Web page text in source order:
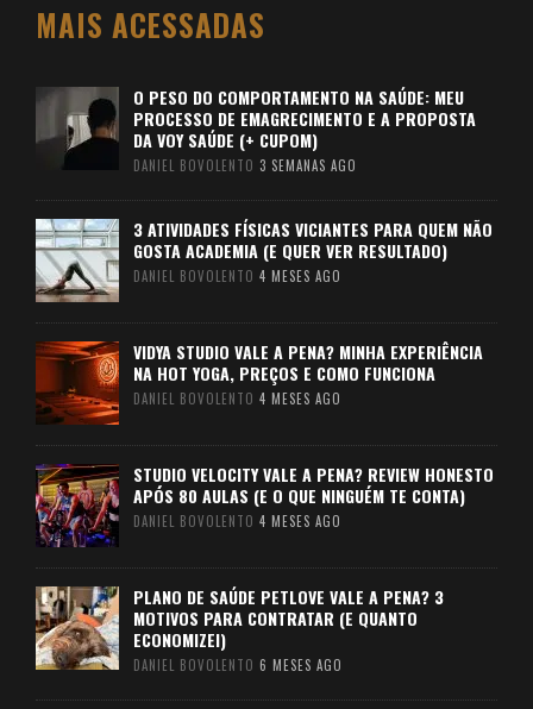
MAIS ACESSADAS
O PESO DO COMPORTAMENTO NA SAÚDE: MEU
PROCESSO DE EMAGRECIMENTO E A PROPOSTA
DA VOY SAÚDE (+ CUPOM)
DANIEL BOVOLENTO 3 SEMANAS AGO
3 ATIVIDADES FÍSICAS VICIANTES PARA QUEM NÃO
GOSTA ACADEMIA (E QUER VER RESULTADO)
DANIEL BOVOLENTO 4 MESES AGO
VIDYA STUDIO VALE A PENA? MINHA EXPERIÊNCIA
NA HOT YOGA, PREÇOS E COMO FUNCIONA
DANIEL BOVOLENTO 4 MESES AGO
STUDIO VELOCITY VALE A PENA? REVIEW HONESTO
APÓS 80 AULAS (E O QUE NINGUÉM TE CONTA)
DANIEL BOVOLENTO 4 MESES AGO
PLANO DE SAÚDE PETLOVE VALE A PENA? 3
MOTIVOS PARA CONTRATAR (E QUANTO
ECONOMIZEI)
DANIEL BOVOLENTO 6 MESES AGO